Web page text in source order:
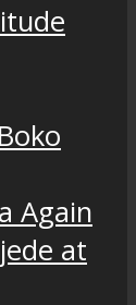
Again
at